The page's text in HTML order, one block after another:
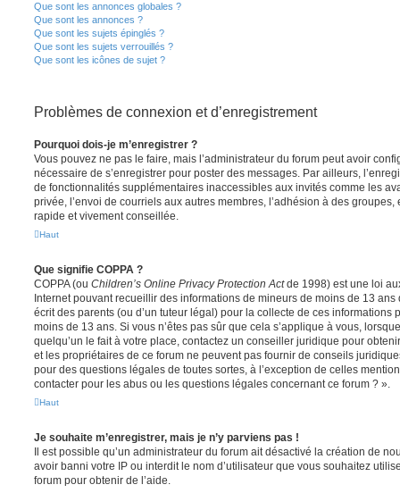
Que sont les annonces globales ?
Que sont les annonces ?
Que sont les sujets épinglés ?
Que sont les sujets verrouillés ?
Que sont les icônes de sujet ?
Problèmes de connexion et d’enregistrement
Pourquoi dois-je m’enregistrer ?
Vous pouvez ne pas le faire, mais l’administrateur du forum peut avoir
nécessaire de s’enregistrer pour poster des messages. Par ailleurs,
de fonctionnalités supplémentaires inaccessibles aux invités comme les
privée, l’envoi de courriels aux autres membres, l’adhésion à des groupes,
rapide et vivement conseillée.
Haut
Que signifie COPPA ?
COPPA (ou Children’s Online Privacy Protection Actde 1998) est une loi
Internet pouvant recueillir des informations de mineurs de moins de 13
écrit des parents (ou d’un tuteur légal) pour la collecte de ces informations
moins de 13 ans. Si vous n’êtes pas sûr que cela s’applique à vous,
quelqu’un le fait à votre place, contactez un conseiller juridique pour
et les propriétaires de ce forum ne peuvent pas fournir de conseils
pour des questions légales de toutes sortes, à l’exception de celles
contacter pour les abus ou les questions légales concernant ce forum ? ».
Haut
Je souhaite m’enregistrer, mais je n’y parviens pas !
Il est possible qu’un administrateur du forum ait désactivé la création de
avoir banni votre IP ou interdit le nom d’utilisateur que vous souhaitez
forum pour obtenir de l’aide.